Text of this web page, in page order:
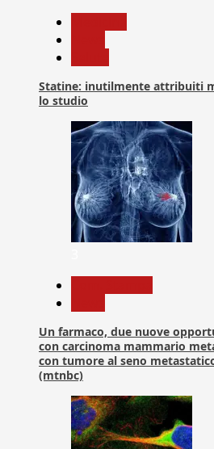
Statine: inutilmente attribuiti
lo studio
Un farmaco, due nuove
con carcinoma mammario
con tumore al seno
(mtnbc)